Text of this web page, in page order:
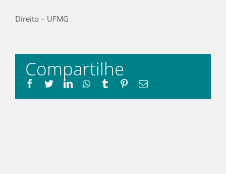
Direito – UFMG
Compartilhe
Facebook
TwitterLinkedInWhatsapp
TumblrPinterestEmail